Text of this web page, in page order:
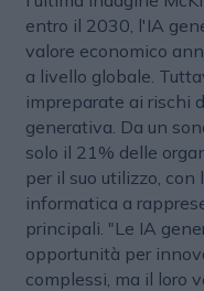
entro il 2030, l'IA
valore economico
a livello globale.
impreparate ai rischi
generativa. Da un
solo il 21% delle
per il suo utilizzo,
informatica a
principali. "Le IA
opportunità per
complessi, ma il loro